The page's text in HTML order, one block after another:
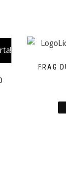
FRAG